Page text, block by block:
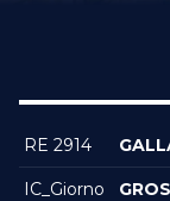
RE 2914
IC_Giorno